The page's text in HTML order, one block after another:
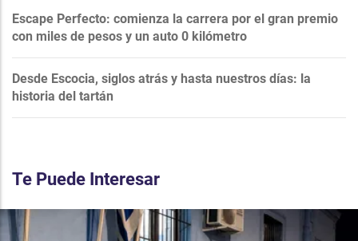
Escape Perfecto: comienza la carrera por el gran premio
con miles de pesos y un auto 0 kilómetro
Desde Escocia, siglos atrás y hasta nuestros días: la
historia del tartán
Te Puede Interesar